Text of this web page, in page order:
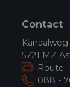
Contact
Kanaalweg
5721 MZ
Route
088 -